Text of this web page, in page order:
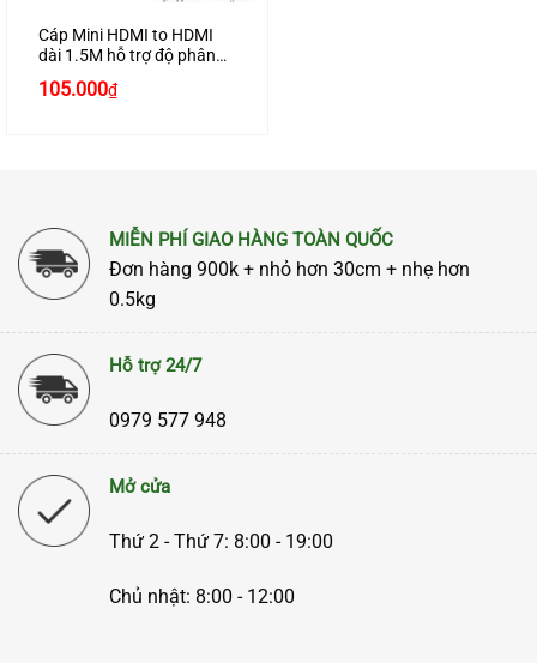
Cáp Mini HDMI to HDMI
dài 1.5M hỗ trợ độ phân
A148 cao cấp
105.000₫
MIỄN PHÍ GIAO HÀNG TOÀN QUỐC
Đơn hàng 900k + nhỏ hơn 30cm + nhẹ hơn
0.5kg
Hỗ trợ 24/7
0979 577 948
Mở cửa
Thứ 2 - Thứ 7: 8:00 - 19:00
Chủ nhật: 8:00 - 12:00